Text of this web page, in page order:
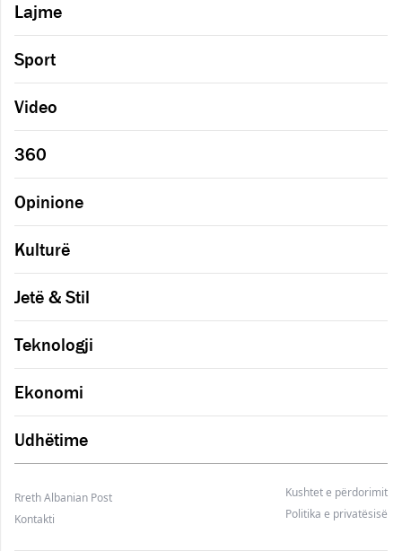
Lajme
Sport
Video
360
Opinione
Kulturë
Jetë & Stil
Teknologji
Ekonomi
Udhëtime
Rreth Albanian Post
Kushtet e përdorimit
Kontakti
Politika e privatësisë